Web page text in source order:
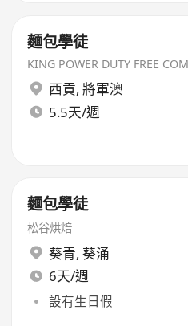
麵包學徒
KING POWER DUTY FREE
西貢, 將軍澳
5.5天/週
麵包學徒
松谷烘焙
葵青, 葵涌
6天/週
設有生日假